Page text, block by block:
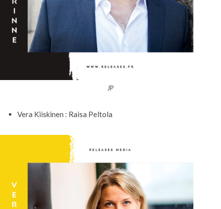
JP
Vera Kiiskinen : Raisa Peltola